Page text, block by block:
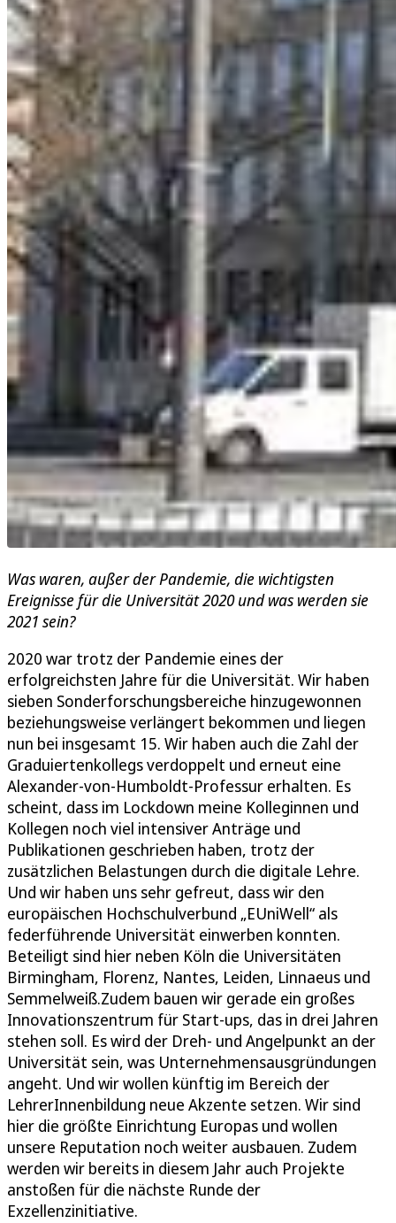
Was waren, außer der Pandemie, die wichtigsten
Ereignisse für die Universität 2020 und was werden sie
2021 sein?
2020 war trotz der Pandemie eines der
erfolgreichsten Jahre für die Universität. Wir haben
sieben Sonderforschungsbereiche hinzugewonnen
beziehungsweise verlängert bekommen und liegen
nun bei insgesamt 15. Wir haben auch die Zahl der
Graduiertenkollegs verdoppelt und erneut eine
Alexander-von-Humboldt-Professur erhalten. Es
scheint, dass im Lockdown meine Kolleginnen und
Kollegen noch viel intensiver Anträge und
Publikationen geschrieben haben, trotz der
zusätzlichen Belastungen durch die digitale Lehre.
Und wir haben uns sehr gefreut, dass wir den
europäischen Hochschulverbund „EUniWell“ als
federführende Universität einwerben konnten.
Beteiligt sind hier neben Köln die Universitäten
Birmingham, Florenz, Nantes, Leiden, Linnaeus und
Semmelweiß.Zudem bauen wir gerade ein großes
Innovationszentrum für Start-ups, das in drei Jahren
stehen soll. Es wird der Dreh- und Angelpunkt an der
Universität sein, was Unternehmensausgründungen
angeht. Und wir wollen künftig im Bereich der
LehrerInnenbildung neue Akzente setzen. Wir sind
hier die größte Einrichtung Europas und wollen
unsere Reputation noch weiter ausbauen. Zudem
werden wir bereits in diesem Jahr auch Projekte
anstoßen für die nächste Runde der
Exzellenzinitiative.